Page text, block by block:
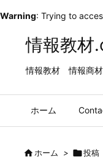
Warning: Trying to
情報教材
情報教材 情報商
ホーム
ホーム > 投稿